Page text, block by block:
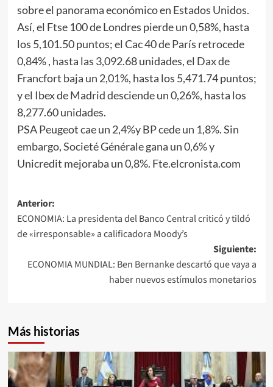
sobre el panorama económico en Estados Unidos.
Así, el Ftse 100 de Londres pierde un 0,58%, hasta
los 5,101.50 puntos; el Cac 40 de París retrocede
0,84% , hasta las 3,092.68 unidades, el Dax de
Francfort baja un 2,01%, hasta los 5,471.74 puntos;
y el Ibex de Madrid desciende un 0,26%, hasta los
8,277.60 unidades.
PSA Peugeot cae un 2,4%y BP cede un 1,8%. Sin
embargo, Societé Générale gana un 0,6% y
Unicredit mejoraba un 0,8%. Fte.elcronista.com
Navegación
de
entradas
Anterior:
ECONOMIA: La presidenta del Banco Central criticó y tildó
de «irresponsable» a calificadora Moody’s
Siguiente:
ECONOMIA MUNDIAL: Ben Bernanke descartó que vaya a
haber nuevos estímulos monetarios
Más historias